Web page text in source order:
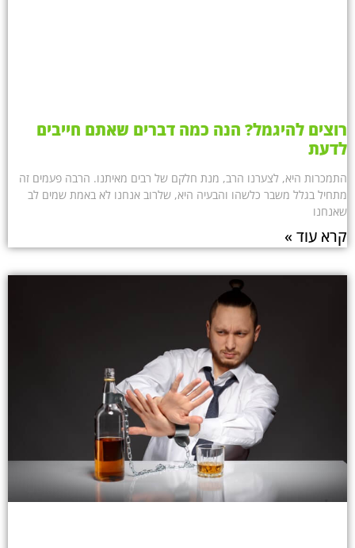
רוצים להיגמל? הנה כמה דברים שאתם חייבים
לדעת
התמכרות היא, לצערנו הרב, מנת חלקם של רבים מאיתנו. הרבה פעמים זה
מתחיל בגלל משבר כלשהו והבעיה היא, שלרוב אנחנו לא באמת שמים לב
שאנחנו
קרא עוד »